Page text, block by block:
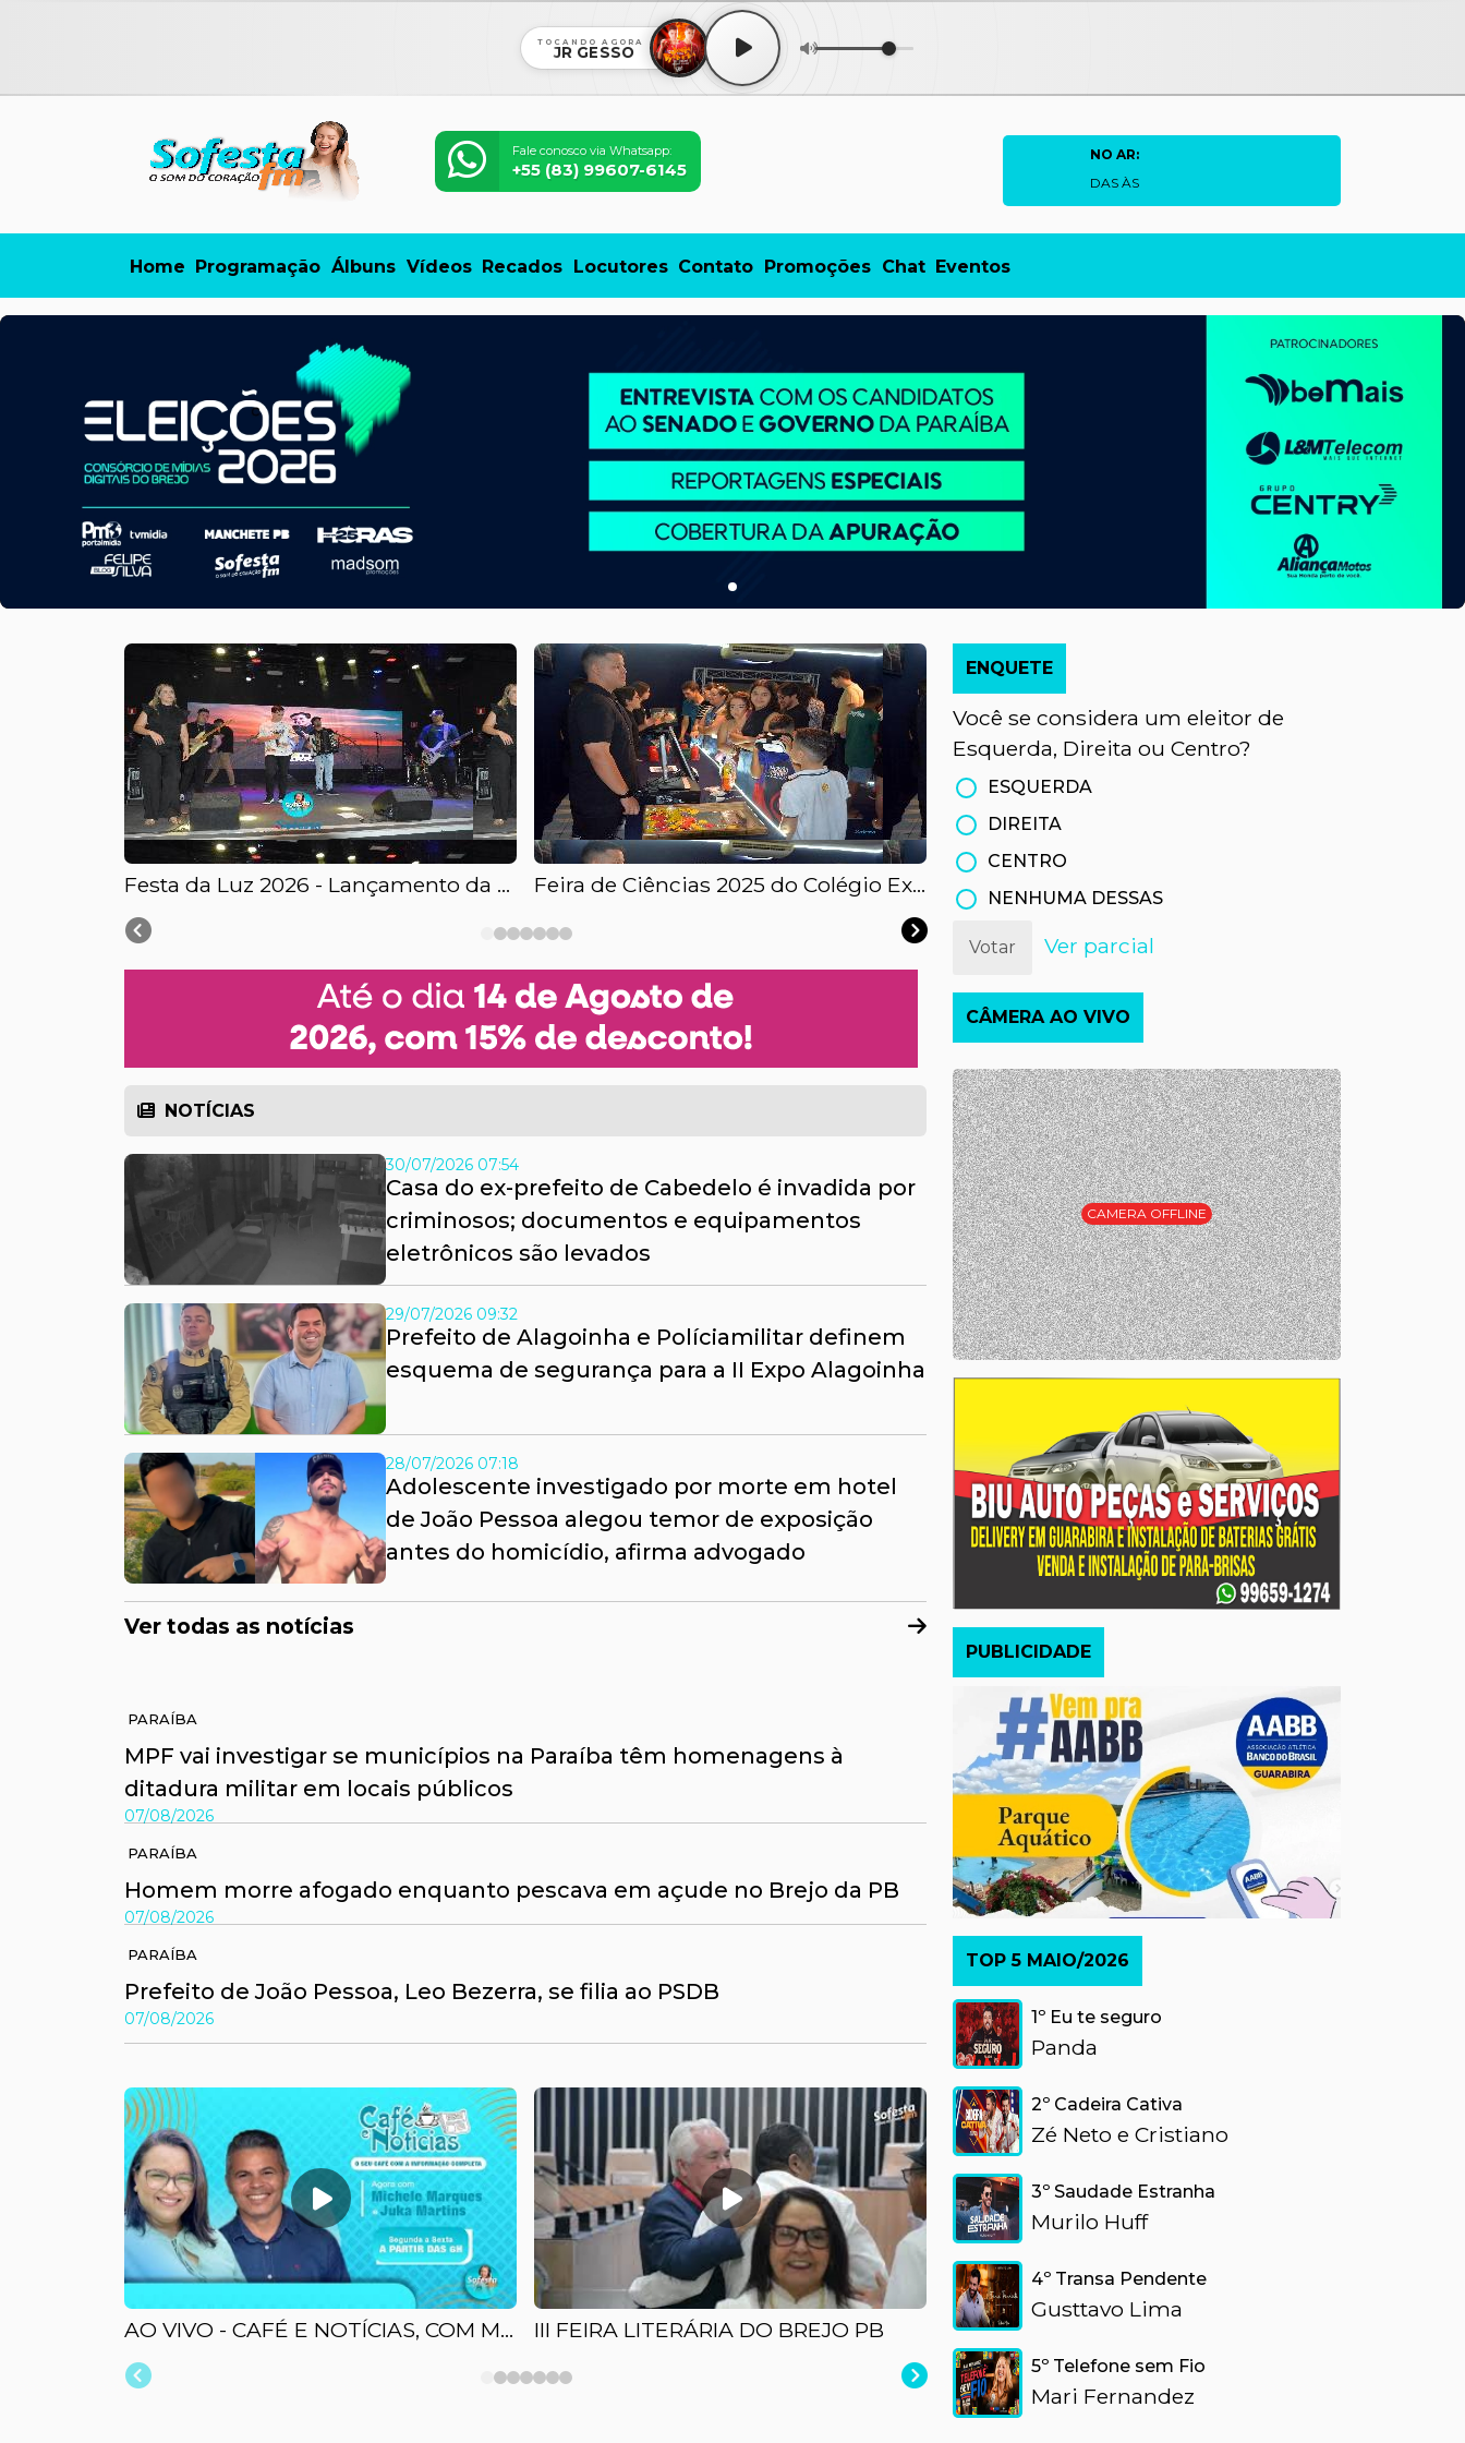
TOCANDO AGORA
JR GESSO
Fale conosco via Whatsapp:
+55 (83) 99607-6145
NO AR:
DAS ÀS
Home Programação Álbuns Vídeos Recados Locutores Contato Promoções Chat Eventos
Festa da Luz 2026 - Lançamento da Programação oficial Feira de Ciências 2025 do Colégio Executivo de Guarabira-PB
NOTÍCIAS
30/07/2026 07:54
Casa do ex-prefeito de Cabedelo é invadida por
criminosos; documentos e equipamentos
eletrônicos são levados
29/07/2026 09:32
Prefeito de Alagoinha e Políciamilitar definem
esquema de segurança para a II Expo Alagoinha
28/07/2026 07:18
Adolescente investigado por morte em hotel
de João Pessoa alegou temor de exposição
antes do homicídio, afirma advogado
Ver todas as notícias
PARAÍBA
MPF vai investigar se municípios na Paraíba têm homenagens à
ditadura militar em locais públicos
07/08/2026
PARAÍBA
Homem morre afogado enquanto pescava em açude no Brejo da PB
07/08/2026
PARAÍBA
Prefeito de João Pessoa, Leo Bezerra, se filia ao PSDB
07/08/2026
AO VIVO - CAFÉ E NOTÍCIAS, COM MICHELE MARQUES E JUKA MARTINS - 12/11/2025 III FEIRA LITERÁRIA DO BREJO PB
ENQUETE
Você se considera um eleitor de
Esquerda, Direita ou Centro?
ESQUERDA
DIREITA
CENTRO
NENHUMA DESSAS
Votar Ver parcial
CÂMERA AO VIVO
CAMERA OFFLINE
PUBLICIDADE
TOP 5 MAIO/2026
1º Eu te seguro
Panda
2º Cadeira Cativa
Zé Neto e Cristiano
3º Saudade Estranha
Murilo Huff
4º Transa Pendente
Gusttavo Lima
5º Telefone sem Fio
Mari Fernandez